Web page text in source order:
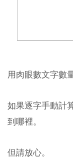
用肉眼數文字數
如果逐字手動計
到哪裡。
但請放心。